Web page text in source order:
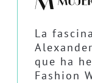
La
que ha
Fashion